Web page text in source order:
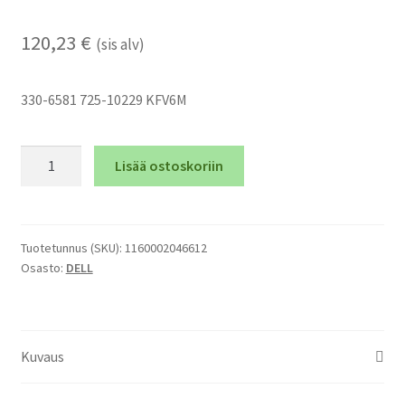
120,23 € (sis alv)
330-6581 725-10229 KFV6M
pelkkä
polttimo
Lisää ostoskoriin
Tuotetunnus (SKU): 1160002046612
Osasto: DELL
Kuvaus